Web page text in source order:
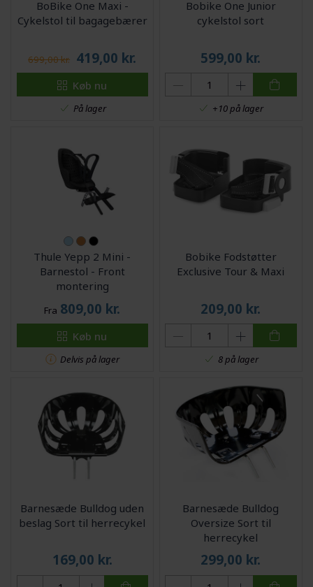
BoBike One Maxi -
Cykelstol til bagagebærer
699,00 kr. 419,00 kr.
Køb nu
På lager
Bobike One Junior
cykelstol sort
599,00 kr.
+10 på lager
Thule Yepp 2 Mini -
Barnestol - Front
montering
Fra 809,00 kr.
Køb nu
Delvis på lager
Bobike Fodstøtter
Exclusive Tour & Maxi
209,00 kr.
8 på lager
Barnesæde Bulldog uden
beslag Sort til herrecykel
169,00 kr.
Barnesæde Bulldog
Oversize Sort til
herrecykel
299,00 kr.